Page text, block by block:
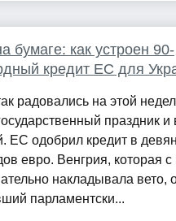
бумаге: как устроен 90-
кредит ЕС для
радовались на этой
праздник
ЕС одобрил кредит в
евро. Венгрия, которая с
накладывала вето,
парламентски...